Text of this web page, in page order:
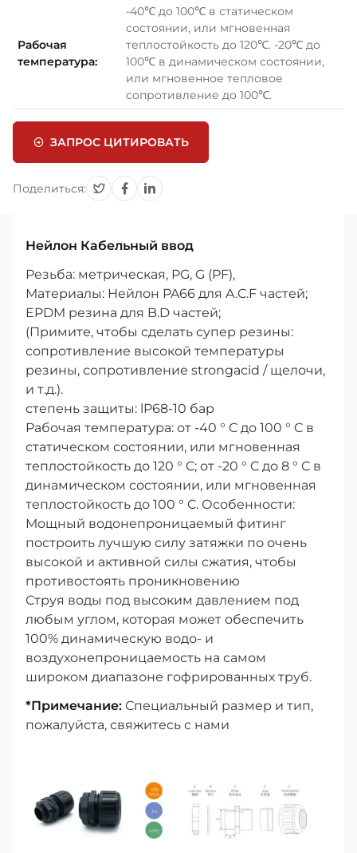
Рабочая
температура:
-40℃ до 100℃ в статическом
состоянии, или мгновенная
теплостойкость до 120℃. -20℃ до
100℃ в динамическом состоянии,
или мгновенное тепловое
сопротивление до 100℃.
ЗАПРОС ЦИТИРОВАТЬ
Поделиться:
Нейлон Кабельный ввод
Резьба: метрическая, PG, G (PF),
Материалы: Нейлон PA66 для A.C.F частей;
EPDM резина для B.D частей;
(Примите, чтобы сделать супер резины:
сопротивление высокой температуры
резины, сопротивление strongacid / щелочи,
и т.д.).
степень защиты: lP68-10 бар
Рабочая температура: от -40 ° C до 100 ° C в
статическом состоянии, или мгновенная
теплостойкость до 120 ° C; от -20 ° C до 8 ° C в
динамическом состоянии, или мгновенная
теплостойкость до 100 ° C. Особенности:
Мощный водонепроницаемый фитинг
построить лучшую силу затяжки по очень
высокой и активной силы сжатия, чтобы
противостоять проникновению
Струя воды под высоким давлением под
любым углом, которая может обеспечить
100% динамическую водо- и
воздухонепроницаемость на самом
широком диапазоне гофрированных труб.
*Примечание: Специальный размер и тип,
пожалуйста, свяжитесь с нами